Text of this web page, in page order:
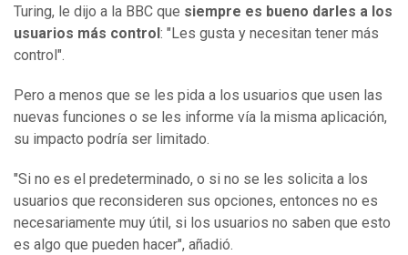
Turing, le dijo a la BBC que siempre es bueno darles a los
usuarios más control : "Les gusta y necesitan tener más
control".
Pero a menos que se les pida a los usuarios que usen las
nuevas funciones o se les informe vía la misma aplicación,
su impacto podría ser limitado.
"Si no es el predeterminado, o si no se les solicita a los
usuarios que reconsideren sus opciones, entonces no es
necesariamente muy útil, si los usuarios no saben que esto
es algo que pueden hacer", añadió.